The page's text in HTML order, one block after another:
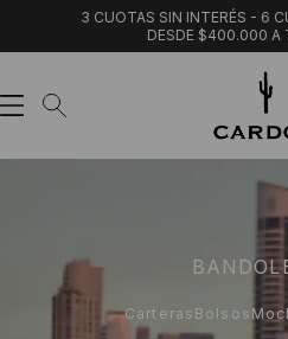
3 CUOTAS SIN INTERÉS - 6
DESDE $400.000 A
Carteras Bolsos